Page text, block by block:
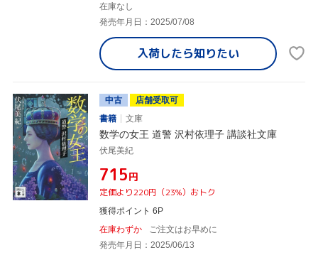
在庫なし
発売年月日：2025/07/08
入荷したら知りたい
中古
店舗受取可
書籍
文庫
数学の女王 道警 沢村依理子 講談社文庫
伏尾美紀
¥715円
定価より220円（23%）おトク
獲得ポイント 6P
在庫わずか
ご注文はお早めに
発売年月日：2025/06/13